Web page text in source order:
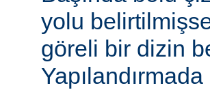
yolu
göreli bir dizin